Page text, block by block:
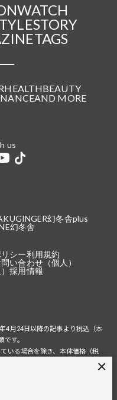
WATCH
STORY
TAGS
HEALTHBEAUTY
AND MORE
us
GINGER幻冬舎plus
幻冬舎
シー利用規約
い合わせ（個人）
採用情報
4月24日以降の記事より税込（本
す。
いる場合を除き、本体価格（税
率に準じます。